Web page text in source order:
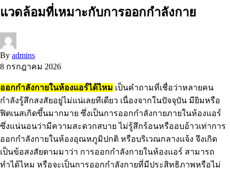
แวดล้อมที่เหมาะกับการออกกำลังกาย
By admins
8 กรกฎาคม 2026
ออกกําลังกายในห้องแอร์ได้ไหม เป็นคำถามที่เชื่อว่าหลายคน
กำลังรู้สึกสงสัยอยู่ไม่แน่เลยทีเดียว เนื่องจากในปัจจุบัน มียิมหรือ
ฟิตเนสเกิดขึ้นมากมาย ซึ่งเป็นการออกกำลังกายภายในห้องแอร์
ซึ่งแน่นอนว่ามีความสะดวกสบาย ไม่รู้สึกร้อนหรืออบอ้าวเท่าการ
ออกกำลังกายในห้องอุณหภูมิปกติ หรือบริเวณกลางแจ้ง จึงเกิด
เป็นข้อสงสัยตามมาว่า การออกกําลังกายในห้องแอร์ สามารถ
ทำได้ไหม หรือจะเป็นการออกกำลังกายที่มีประสิทธิภาพหรือไม่